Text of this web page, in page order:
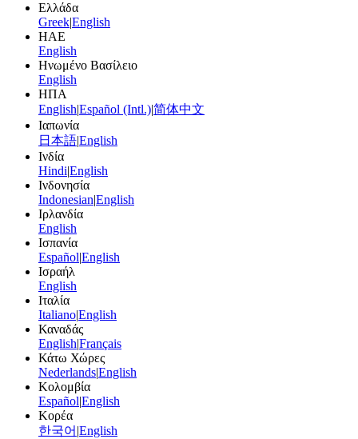
Ελλάδα
Greek|English
ΗΑΕ
English
Ηνωμένο Βασίλειο
English
ΗΠΑ
English|Español (Intl.)|简体中文
Ιαπωνία
日本語|English
Ινδία
Hindi|English
Ινδονησία
Indonesian|English
Ιρλανδία
English
Ισπανία
Español|English
Ισραήλ
English
Ιταλία
Italiano|English
Καναδάς
English|Français
Κάτω Χώρες
Nederlands|English
Κολομβία
Español|English
Κορέα
한국어 |English